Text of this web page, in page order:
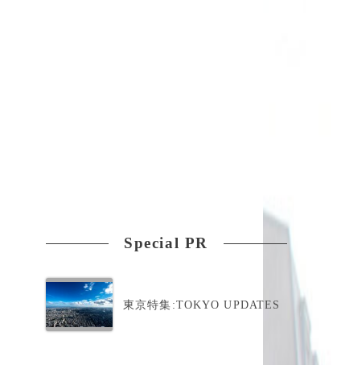
Special PR
東京特集:TOKYO UPDATES